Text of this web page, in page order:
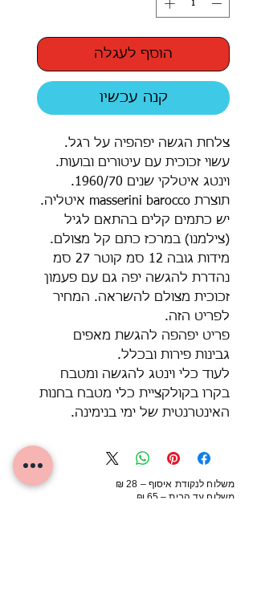
הוסף לעגלה
קנה עכשיו
צלחת הגשה יפהפיה על רגל.
עשוי זכוכית עם עיטורים ובועות.
וינטג איטלקי שנים 1960/70.
תוצרת masserini barocco איטליה.
יש כתמים קלים בהתאם לגיל
(צילמנו) במרכז כתם קל מצולם.
מידות גובה 12 סמ קוטר 27 סמ
נהדרת להגשה יפה גם עם פעמון
זכוכית מצולם להשראה. המחיר
לפריט הזה.
פריט יפהפה להגשת מאפים
גבינות פירות ובכלל.
לעוד כלי וינטג להגשה ומטבח
בקרו בקולקציית כלי מטבח בחנות
האינטרנטית של ימי בנימינה.
משלוח לנקודת איסוף – 28 ₪
משלוח עד הבית – 65 ₪